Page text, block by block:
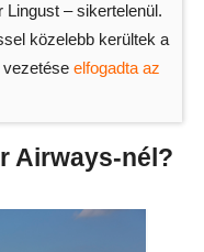
– sikertelenül.
közelebb kerültek a
elfogadta az
Airways-nél?